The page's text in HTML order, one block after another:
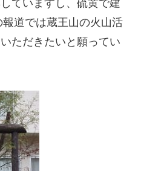
ていますし、硫黄で建
道では蔵王山の火山活
ただきたいと願ってい